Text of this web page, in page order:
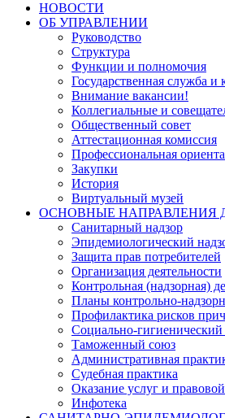
НОВОСТИ
ОБ УПРАВЛЕНИИ
Руководство
Структура
Функции и полномочия
Государственная служба и
Внимание вакансии!
Коллегиальные и
Общественный совет
Аттестационная комиссия
Профессиональная
Закупки
История
Виртуальный музей
ОСНОВНЫЕ НАПРАВЛЕНИЯ
Санитарный надзор
Эпидемиологический
Защита прав потребителей
Организация деятельности
Контрольная (надзорная)
Планы контрольно-
Профилактика рисков
Социально-гигиенический
Таможенный союз
Административная
Судебная практика
Оказание услуг и
Инфотека